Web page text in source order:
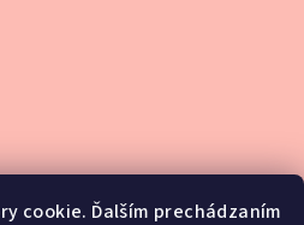
cookie. Ďalším prechádzaním